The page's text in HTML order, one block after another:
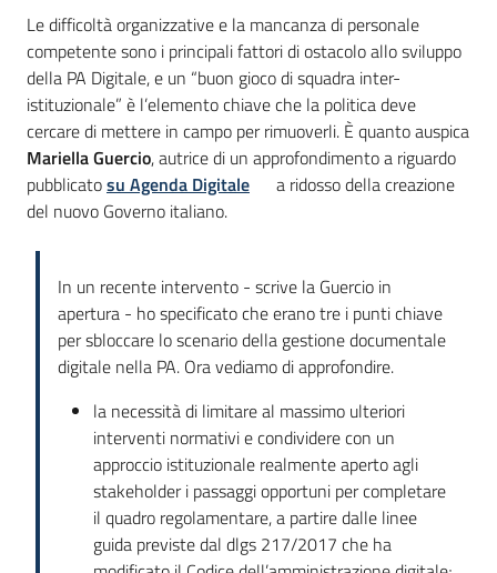
su
Introduzione
Le difficoltà organizzative e la mancanza di personale
competente sono i principali fattori di ostacolo allo sviluppo
della PA Digitale, e un “buon gioco di squadra inter-
istituzionale” è l’elemento chiave che la politica deve
cercare di mettere in campo per rimuoverli. È quanto auspica
Mariella Guercio, autrice di un approfondimento a riguardo
pubblicatosu Agenda Digitale
a ridosso della creazione
del nuovo Governo italiano.
In un recente intervento - scrive la Guercio in
apertura - ho specificato che erano tre i punti chiave
per sbloccare lo scenario della gestione documentale
digitale nella PA. Ora vediamo di approfondire.
la necessità di limitare al massimo ulteriori
interventi normativi e condividere con un
approccio istituzionale realmente aperto agli
stakeholder i passaggi opportuni per completare
il quadro regolamentare, a partire dalle linee
guida previste dal dlgs 217/2017 che ha